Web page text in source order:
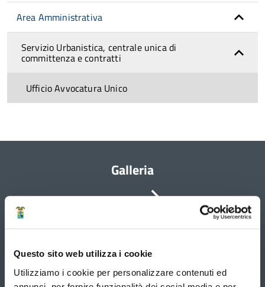
Questo sito web utilizza i cookie
Utilizziamo i cookie per personalizzare contenuti ed
Area Amministrativa
Servizio Urbanistica, centrale unica di
committenza e contratti
Ufficio Avvocatura Unico
Galleria
Vai
slide
successiva
i
tasti
freccia